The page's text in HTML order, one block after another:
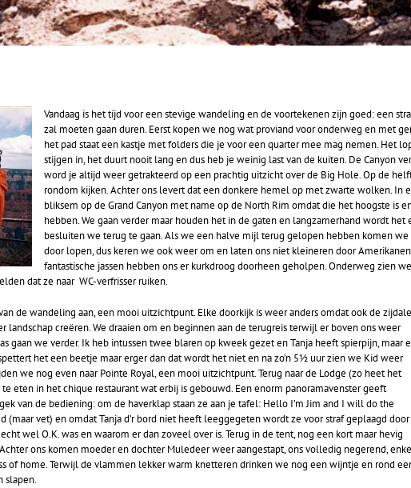
Vandaag is het tijd voor een stevige wandeling en de voortekenen zijn goed: een
zal moeten gaan duren. Eerst kopen we nog wat proviand voor onderweg en met
het pad staat een kastje met folders die je voor een quarter mee mag nemen. Het
stijgen in, het duurt nooit lang en dus heb je weinig last van de kuiten. De Canyon
word je altijd weer getrakteerd op een prachtig uitzicht over de Big Hole. Op de
rondom kijken. Achter ons levert dat een donkere hemel op met zwarte wolken. In
bliksem op de Grand Canyon met name op de North Rim omdat die het hoogste is
hebben. We gaan verder maar houden het in de gaten en langzamerhand wordt
besluiten we terug te gaan. Als we een halve mijl terug gelopen hebben komen
door lopen, dus keren we ook weer om en laten ons niet kleineren door
fantastische jassen hebben ons er kurkdroog doorheen geholpen. Onderweg zien
dat ze naar WC-verfrisser ruiken.
de wandeling aan, een mooi uitzichtpunt. Elke doorkijk is weer anders omdat ook de
landschap creëren. We draaien om en beginnen aan de terugreis terwijl er boven ons weer
gaan we verder. Ik heb intussen twee blaren op kweek gezet en Tanja heeft spierpijn, maar
het een beetje maar erger dan dat wordt het niet en na zo’n 5½ uur zien we Kid weer
we nog even naar Pointe Royal, een mooi uitzichtpunt. Terug naar de Lodge (zo heet het
eten in het chique restaurant wat erbij is gebouwd. Een enorm panoramavenster geeft
van de bediening: om de haverklap staan ze aan je tafel: Hello I’m Jim and I will do the
(maar vet) en omdat Tanja d’r bord niet heeft leeggegeten wordt ze voor straf geplaagd door
wel O.K. was en waarom er dan zoveel over is. Terug in de tent, nog een kort maar hevig
ons komen moeder en dochter Muledeer weer aangestapt, ons volledig negerend,
of home. Terwijl de vlammen lekker warm knetteren drinken we nog een wijntje en rond
slapen.